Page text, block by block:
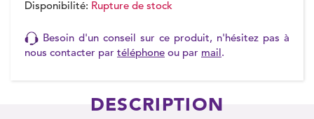
Disponibilité: Rupture de stock
Besoin d'un conseil sur ce produit, n'hésitez pas à
nous contacter par téléphone ou par mail.
DESCRIPTION